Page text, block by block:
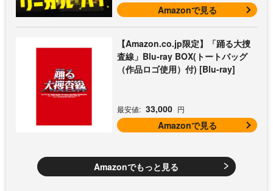
Amazonで見る
【Amazon.co.jp限定】「踊る大捜
査線」Blu-ray BOX(トートバッグ
（作品ロゴ使用）付) [Blu-ray]
最安値: 33,000 円
Amazonで見る
Amazonでもっと見る